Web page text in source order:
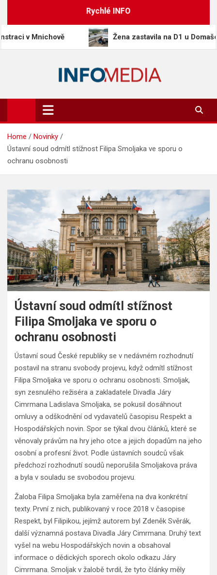
Rychlé INFO
Mnichově Žena zastavila na D1 u Domašova a
Info-Media.cz
Zprávy, media a souvislosti dneška
Home
Novinky
Ústavní soud odmítl stížnost Filipa Smoljaka ve sporu o
ochranu osobnosti
Ústavní soud odmítl stížnost
Filipa Smoljaka ve sporu o
ochranu osobnosti
Ústavní soud České republiky se v nedávném rozhodnutí
postavil na stranu svobody projevu, když odmítl stížnost
Filipa Smoljaka ve sporu o ochranu osobnosti. Smoljak,
syn zesnulého režiséra a zakladatele Divadla Járy
Cimrmana Ladislava Smoljaka, se pokusil dosáhnout
omluvy a odškodnění od vydavatelů časopisu Respekt a
Hospodářských novin. Spor se týkal dvou článků, které se
věnovaly právům na hry jeho otce a jejich dopadům na jeho
osobní a profesní život. Podle ústavních soudců však
předchozí rozhodnutí soudů neporušila Smoljakova práva
a byla v souladu se svobodou projevu.
Žaloba Filipa Smoljaka byla zaměřena na dva konkrétní
texty. První z nich, publikovaný v roce 2018 v časopise
Respekt, byl Filipikou, jejímž autorem byl Zdeněk Svěrák,
další významná postava Divadla Járy Cimrmana. Druhý text
vyšel na webu Hospodářských novin a obsahoval
informace o dědických sporech okolo odkazu Járy
Cimrmana. Smoljak v žalobě tvrdil, že tyto články měly